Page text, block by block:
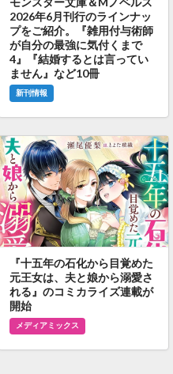
2026年6月刊行のラインナッ
プをご紹介。『雑用付与術師
が自分の最強に気付くまで
4』『結婚するとは言ってい
ません』など10冊
新刊情報
『十五年の石化から目覚めた
元王女は、夫と娘から溺愛さ
れる』のコミカライズ連載が
開始
メディアミックス